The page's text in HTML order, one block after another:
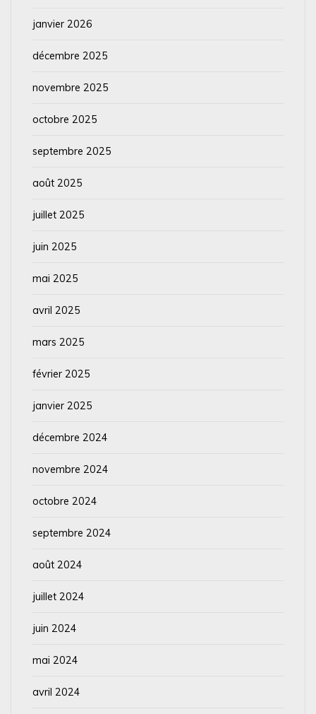
janvier 2026
décembre 2025
novembre 2025
octobre 2025
septembre 2025
août 2025
juillet 2025
juin 2025
mai 2025
avril 2025
mars 2025
février 2025
janvier 2025
décembre 2024
novembre 2024
octobre 2024
septembre 2024
août 2024
juillet 2024
juin 2024
mai 2024
avril 2024